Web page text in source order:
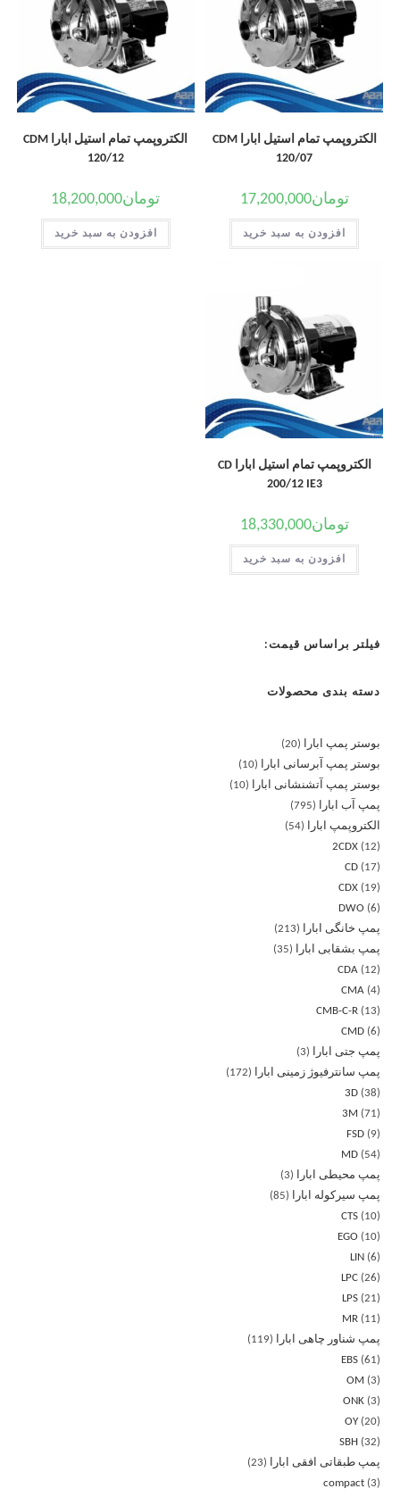
الکتروپمپ تمام استیل ابارا CDM
120/07
تومان17,200,000
افزودن به سبد خرید
الکتروپمپ تمام استیل ابارا CDM
120/12
تومان18,200,000
افزودن به سبد خرید
الکتروپمپ تمام استیل ابارا CD
200/12 IE3
تومان18,330,000
افزودن به سبد خرید
فیلتر براساس قیمت:
دسته بندی محصولات
بوستر پمپ ابارا
20
بوستر پمپ آبرسانی ابارا
10
بوستر پمپ آتشنشانی ابارا
10
پمپ آب ابارا
795
الکتروپمپ ابارا
54
2CDX
12
CD
17
CDX
19
DWO
6
پمپ خانگی ابارا
213
پمپ بشقابی ابارا
35
CDA
12
CMA 4
CMB-C-R
13
CMD 6
پمپ جتی ابارا
3
پمپ سانترفیوژ زمینی ابارا
172
3D 38
3M
71
FSD
9
MD
54
پمپ محیطی ابارا
3
پمپ سیرکوله ابارا
85
CTS
10
EGO
10
LIN
6
LPC 26
LPS 21
MR
11
پمپ شناور چاهی ابارا
119
EBS 61
OM
3
ONK 3
OY 20
SBH
32
پمپ طبقاتی افقی ابارا
23
compact 3